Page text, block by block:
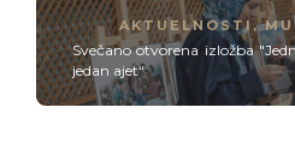
AKTUELNOSTI,
Svečano otvorena izložba
jedan ajet“